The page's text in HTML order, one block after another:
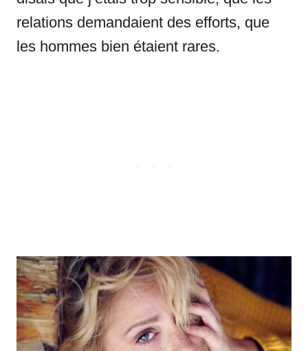
relations demandaient des efforts, que
les hommes bien étaient rares.